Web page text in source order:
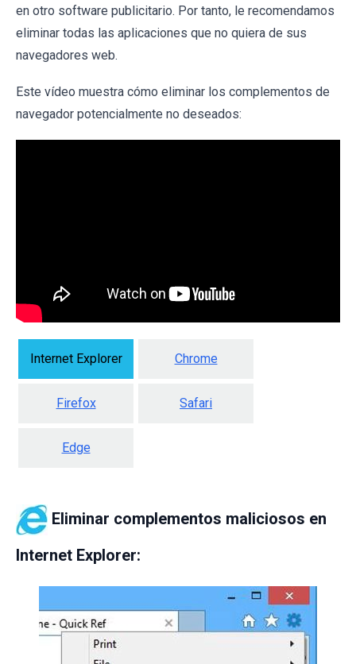
en otro software publicitario. Por tanto, le recomendamos
eliminar todas las aplicaciones que no quiera de sus
navegadores web.
Este vídeo muestra cómo eliminar los complementos de
navegador potencialmente no deseados:
Internet Explorer Chrome
Firefox Safari
Edge
Eliminar complementos maliciosos en
Internet Explorer: